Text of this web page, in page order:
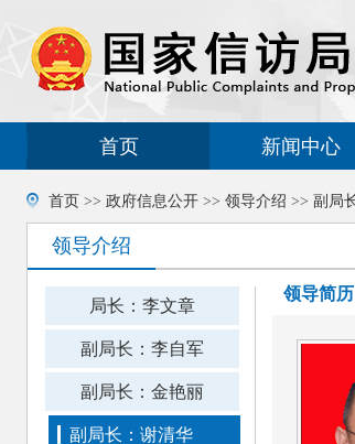
首页 新闻中心
首页 >> 政府信息公开 >> 领导介绍 >> 副局
领导介绍
局长：李文章
副局长：李自军
副局长：金艳丽
副局长：谢清华
领导简历